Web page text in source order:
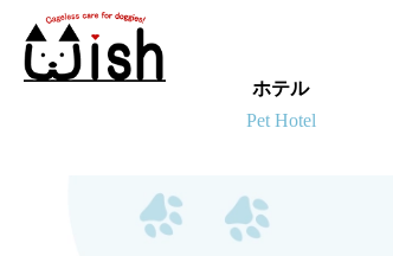
ホテル